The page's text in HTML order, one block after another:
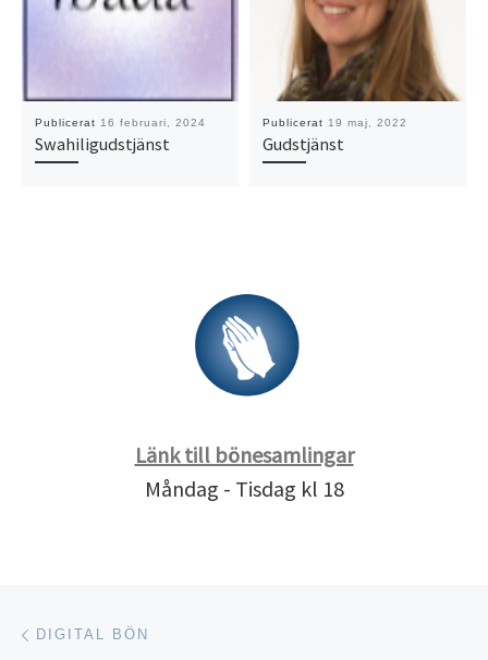
Publicerat 16 februari, 2024
Swahiligudstjänst
Publicerat 19 maj, 2022
Gudstjänst
Länk till bönesamlingar
Måndag - Tisdag kl 18
Inläggsnavigering
DIGITAL BÖN